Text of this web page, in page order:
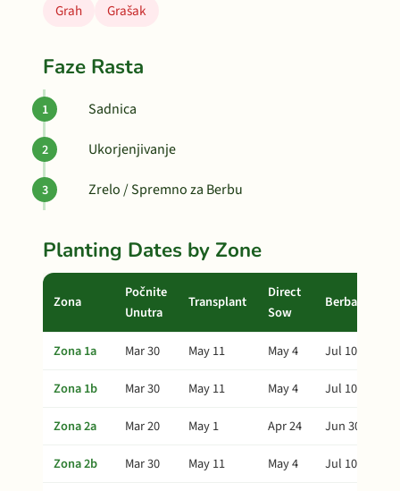
Grah
Grašak
Faze Rasta
Sadnica
Ukorjenjivanje
Zrelo / Spremno za Berbu
Planting Dates by Zone
Zona
Počnite
Unutra
Transplant
Direct
Sow
Berba
Zona 1a Mar 30 May 11 May 4
Jul 10
Zona 1b
Mar 30 May 11 May 4
Jul 10
Zona 2a
Mar 20 May 1 Apr 24
Jun 30
Zona 2b
Mar 30 May 11 May 4
Jul 10